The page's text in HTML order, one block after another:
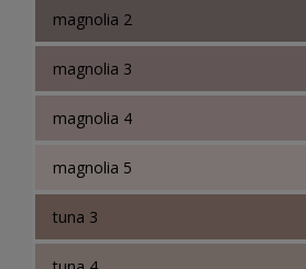
magnolia 2
magnolia 3
magnolia 4
magnolia 5
tuna 3